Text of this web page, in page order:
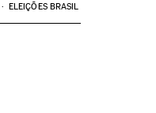
ELEIÇÕES BRASIL